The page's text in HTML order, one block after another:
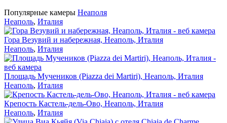
Популярные камеры Неаполя
Неаполь, Италия
Гора Везувий и набережная, Неаполь, Италия
Неаполь, Италия
Площадь Мучеников (Piazza dei Martiri), Неаполь, Италия
Неаполь, Италия
Крепость Кастель-дель-Ово, Неаполь, Италия
Неаполь, Италия